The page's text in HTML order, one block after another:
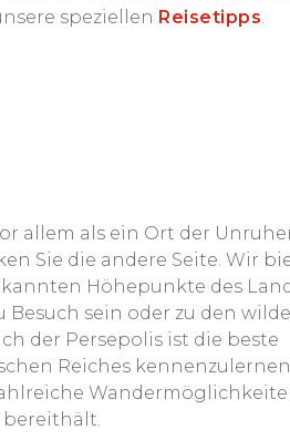
speziellen Reisetipps.
allem als ein Ort der
Sie die andere Seite. Wir
Höhepunkte des
sein oder zu den
der Persepolis ist die beste
Reiches
bereithält.